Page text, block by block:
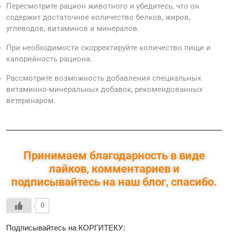
Пересмотрите рацион животного и убедитесь, что он
содержит достаточное количество белков, жиров,
углеводов, витаминов и минералов.
При необходимости скорректируйте количество пищи и
калорийность рациона.
Рассмотрите возможность добавления специальных
витаминно-минеральных добавок, рекомендованных
ветеринаром.
Принимаем благодарность в виде
лайков, комментариев и
подписывайтесь на наш блог, спасибо.
0
Подписывайтесь на КОРГИТЕКУ: